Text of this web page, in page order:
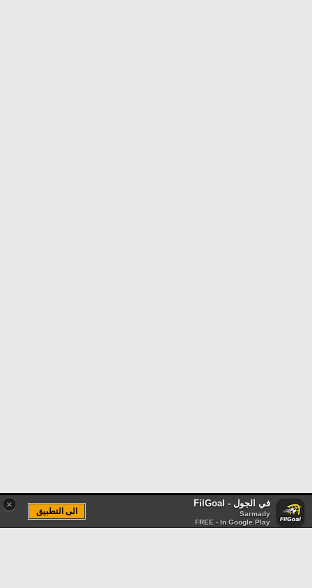
× في الجول - FilGoal
Sarmady
FREE - In Google Play
الى التطبيق